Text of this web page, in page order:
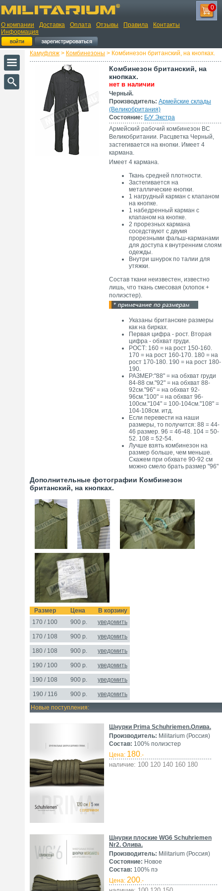
О компании Доставка Оплата Отзывы Правила
Контакты
Информация
0
Камуфляж > Комбинезоны > Комбинезон британский, на кнопках.
Комбинезон британский, на
кнопках.
нет в наличии
Черный.
Производитель: Армейские склады
(Великобритания)
Состояние: Б/У Экстра
Армейский рабочий комбинезон ВС
Великобритании. Расцветка Черный,
застегивается на кнопки. Имеет 4
кармана.
Имеет 4 кармана.
Ткань средней плотности.
Застегивается на
металлические кнопки.
1 нагрудный карман с клапаном
на кнопке.
1 набедренный карман с
клапаном на кнопке.
2 прорезных кармана
соседствуют с двумя
прорезными фальш-карманами
для доступа к внутренним слоям
одежды.
Внутри шнурок по талии для
утяжки.
Состав ткани неизвестен, известно
лишь, что ткань смесовая (хлопок +
полиэстер).
Указаны британские размеры
как на бирках.
Первая цифра - рост. Вторая
цифра - обхват груди.
РОСТ: 160 = на рост 150-160.
170 = на рост 160-170. 180 = на
рост 170-180. 190 = на рост 180-
190.
РАЗМЕР:"88" = на обхват груди
84-88 см."92" = на обхват 88-
92см."96" = на обхват 92-
96см."100" = на обхват 96-
100см."104" = 100-104см."108" =
104-108см. итд.
Если перевести на наши
размеры, то получится: 88 = 44-
46 размер. 96 = 46-48. 104 = 50-
52. 108 = 52-54.
Лучше взять комбинезон на
размер больше, чем меньше.
Скажем при обхвате 90-92 см
можно смело брать размер "96"
Дополнительные фотографии Комбинезон
британский, на кнопках.
Размер Цена
В корзину
170 / 100
900 р. уведомить
170 / 108 900 р. уведомить
180 / 108 900 р. уведомить
190 / 100 900 р. уведомить
190 / 108 900 р. уведомить
190 / 116 900 р.
уведомить
Новые поступления:
Шнурки Prima Schuhriemen.Олива.
Производитель: Militarium (Россия)
Состав: 100% полиэстер
Цена: 180.-
наличие: 100 120 140 160 180
Шнурки плоские WG6 Schuhriemen
Nr2. Олива.
Производитель: Militarium (Россия)
Состояние: Новое
Состав: 100% пэ
Цена: 200.-